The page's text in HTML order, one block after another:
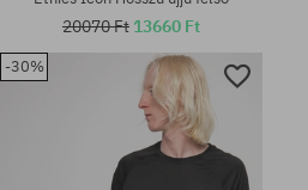
Elérhető méretek:
20070 Ft 13660 Ft
-30%